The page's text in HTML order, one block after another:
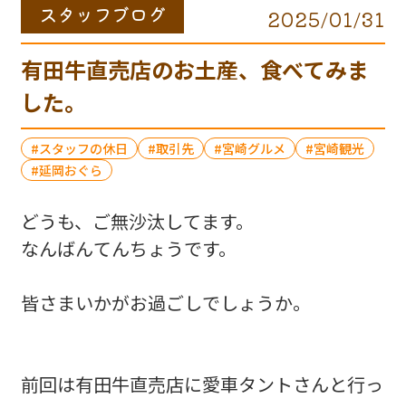
スタッフブログ 2025/01/31
有田牛直売店のお土産、食べてみま
した。
スタッフの休日 取引先 宮崎グルメ
宮崎観光
延岡おぐら
どうも、ご無沙汰してます。
なんばんてんちょうです。
皆さまいかがお過ごしでしょうか。
前回は有田牛直売店に愛車タントさんと行っ